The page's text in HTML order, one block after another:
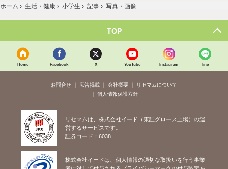
ホーム › 生活・健康 › 小学生 › 記事 › 写真・画像
TOP
Home Facebook X YouTube Instagram line
お問合せ 広告掲載 会社概要
リセマムについて
個人情報保護方針
リセマムは、株式会社イード（東証グロース上場）の運
営するサービスです。
証券コード：6038
株式会社イードは、個人情報の適切な取扱いを行う事業